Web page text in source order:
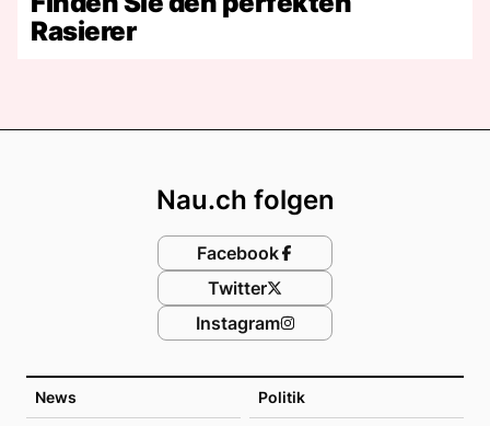
Rasierer
News Politik
Nau.ch folgen
Facebook
Twitter
Instagram